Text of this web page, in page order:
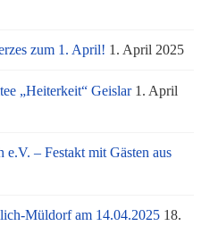
zum 1. April! 1. April 2025
„Heiterkeit“ Geislar 1. April
– Festakt mit Gästen aus
Müldorf am 14.04.2025 18.